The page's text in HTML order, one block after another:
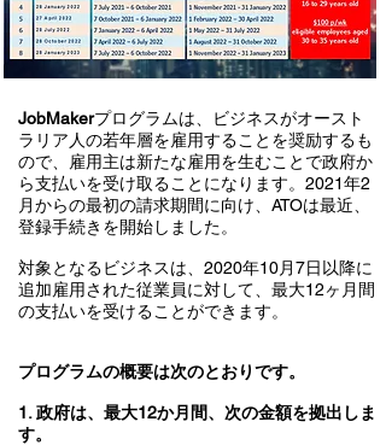
JobMakerプログラムは、ビジネスがオースト
ラリア人の若年層を雇用することを奨励するも
ので、雇用主は新たな雇用を生むことで政府か
ら支払いを受け取ることになります。2021年2
月からの最初の請求期間に向け、ATOは最近、
登録手続きを開始しました。
対象となるビジネスは、2020年10月7日以降に
追加雇用された従業員に対して、最大12ヶ月間
の支払いを受けることができます。
プログラムの概要は次のとおりです。
1. 政府は、最大12か月間、次の金額を拠出しま
す。